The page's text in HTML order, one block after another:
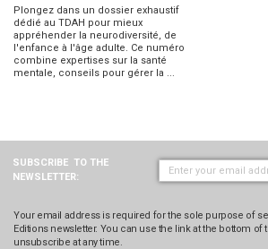
Plongez dans un dossier exhaustif
dédié au TDAH pour mieux
appréhender la neurodiversité, de
l'enfance à l'âge adulte. Ce numéro
combine expertises sur la santé
mentale, conseils pour gérer la ...
SUBSCRIBE TO THE
NEWSLETTER:
Your email address is required for the sole purpose of
Editions newsletter. You can use the link at the bottom of
unsubscribe at any time.